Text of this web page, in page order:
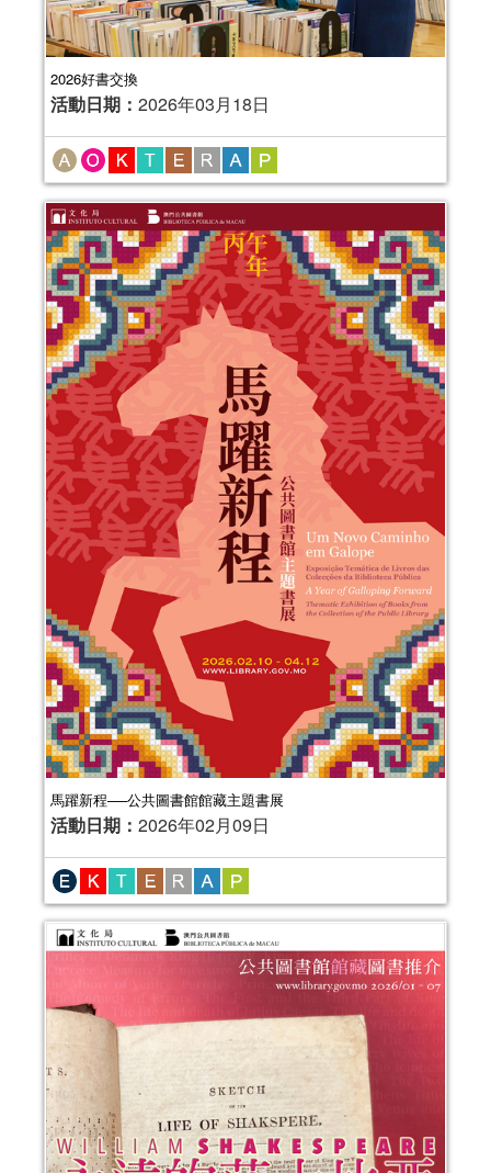
2026好書交換
活動日期： 2026年03月18日
馬躍新程──公共圖書館館藏主題書展
活動日期： 2026年02月09日
活動日期：2025年01月04日